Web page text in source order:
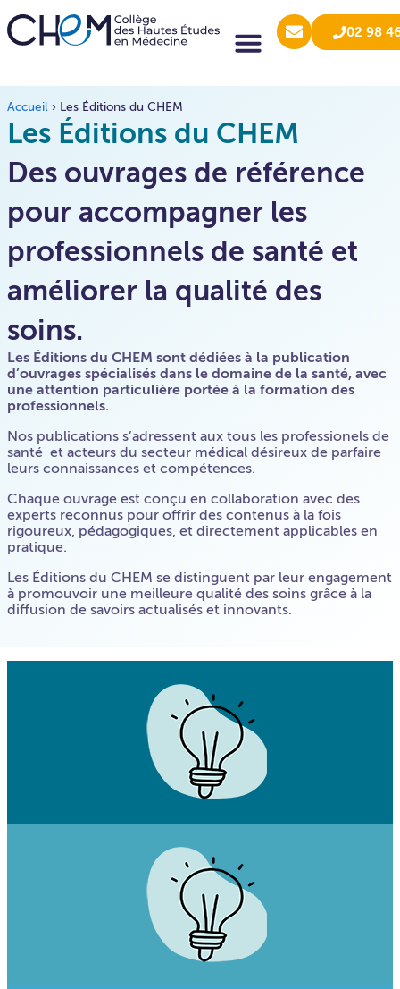
02 98
Accueil › Les Éditions du CHEM
Les Éditions du CHEM
Des ouvrages de référence
pour accompagner les
professionnels de santé et
améliorer la qualité des
soins.
Les Éditions du CHEM sont dédiées à la publication
d’ouvrages spécialisés dans le domaine de la santé, avec
une attention particulière portée à la formation des
professionnels.
Nos publications s’adressent aux tous les professionels de
santé et acteurs du secteur médical désireux de parfaire
leurs connaissances et compétences.
Chaque ouvrage est conçu en collaboration avec des
experts reconnus pour offrir des contenus à la fois
rigoureux, pédagogiques, et directement applicables en
pratique.
Les Éditions du CHEM se distinguent par leur engagement
à promouvoir une meilleure qualité des soins grâce à la
diffusion de savoirs actualisés et innovants.